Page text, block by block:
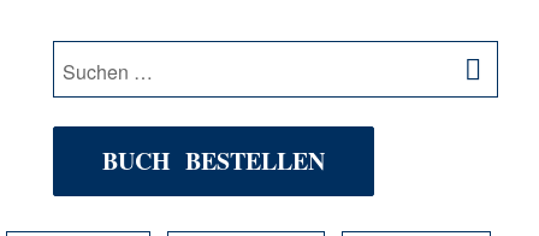
Suche
nach:
BUCH BESTELLEN